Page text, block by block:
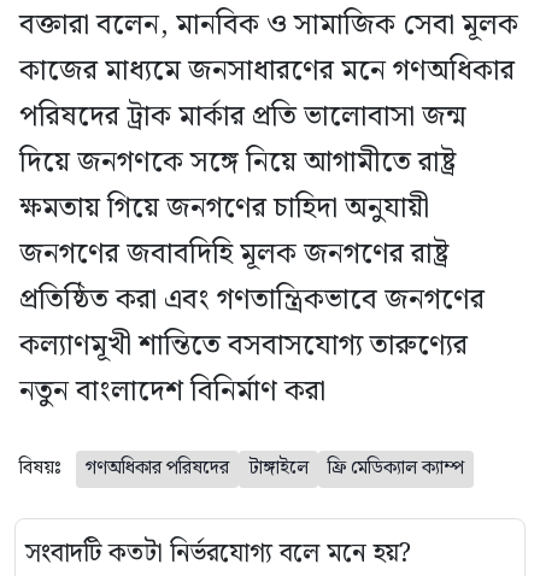
বক্তারা বলেন, মানবিক ও সামাজিক সেবা মূলক
কাজের মাধ্যমে জনসাধারণের মনে গণঅধিকার
পরিষদের ট্রাক মার্কার প্রতি ভালোবাসা জন্ম
দিয়ে জনগণকে সঙ্গে নিয়ে আগামীতে রাষ্ট্র
ক্ষমতায় গিয়ে জনগণের চাহিদা অনুযায়ী
জনগণের জবাবদিহি মূলক জনগণের রাষ্ট্র
প্রতিষ্ঠিত করা এবং গণতান্ত্রিকভাবে জনগণের
কল্যাণমূখী শান্তিতে বসবাসযোগ্য তারুণ্যের
নতুন বাংলাদেশ বিনির্মাণ করা
বিষয়ঃ গণঅধিকার পরিষদের টাঙ্গাইলে ফ্রি মেডিক্যাল ক্যাম্প
সংবাদটি কতটা নির্ভরযোগ্য বলে মনে হয়?